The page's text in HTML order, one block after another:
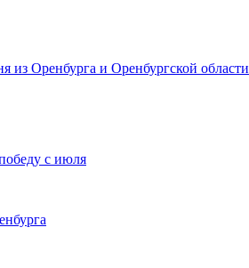
из Оренбурга и Оренбургской области
с июля